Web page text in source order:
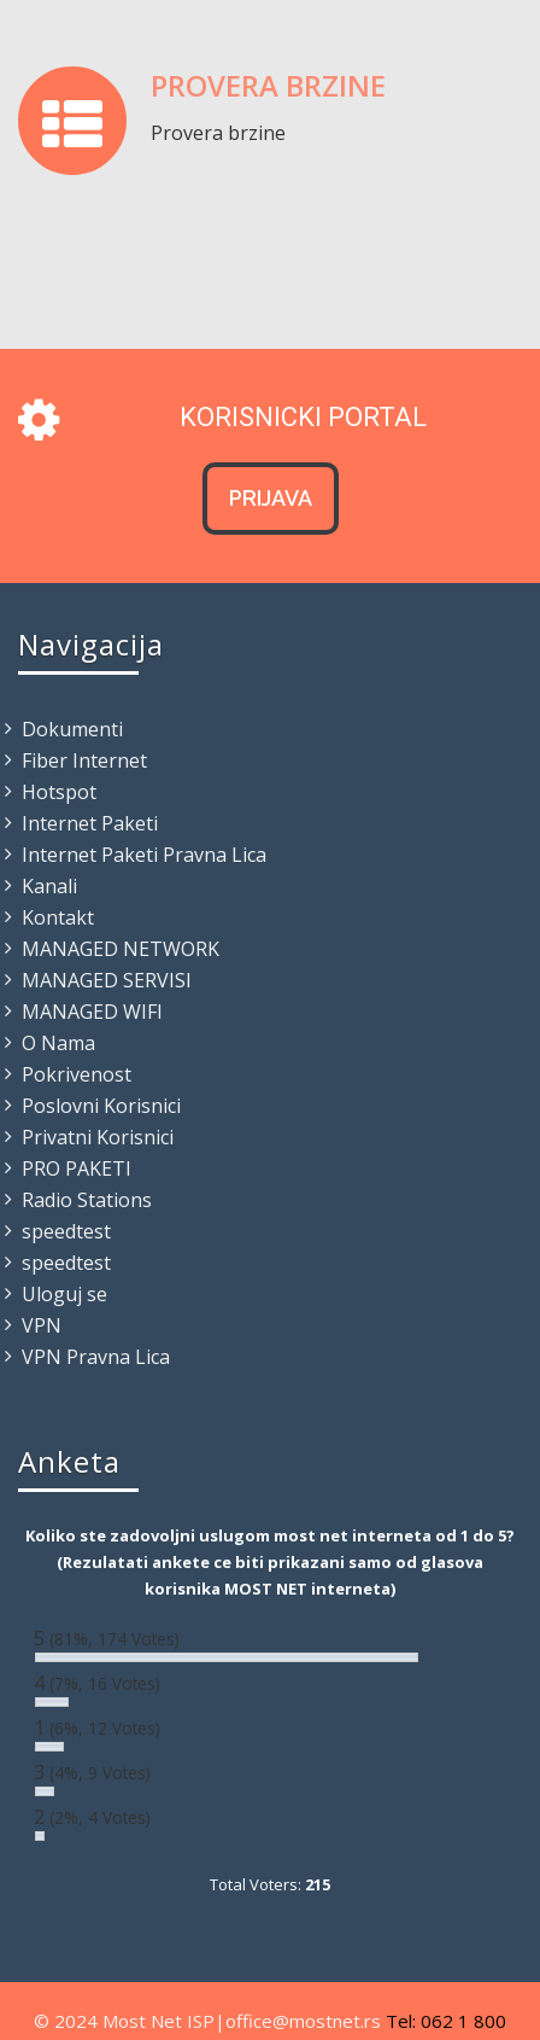
PROVERA BRZINE
Provera brzine
KORISNICKI PORTAL
PRIJAVA
Navigacija
Dokumenti
Fiber Internet
Hotspot
Internet Paketi
Internet Paketi Pravna Lica
Kanali
Kontakt
MANAGED NETWORK
MANAGED SERVISI
MANAGED WIFI
O Nama
Pokrivenost
Poslovni Korisnici
Privatni Korisnici
PRO PAKETI
Radio Stations
speedtest
speedtest
Uloguj se
VPN
VPN Pravna Lica
Anketa
Koliko ste zadovoljni uslugom most net interneta od 1 do 5?
(Rezulatati ankete ce biti prikazani samo od glasova
korisnika MOST NET interneta)
5 (81%, 174 Votes)
4 (7%, 16 Votes)
1 (6%, 12 Votes)
3 (4%, 9 Votes)
2 (2%, 4 Votes)
Total Voters: 215
© 2024 Most Net ISP|office@mostnet.rs Tel: 062 1 800